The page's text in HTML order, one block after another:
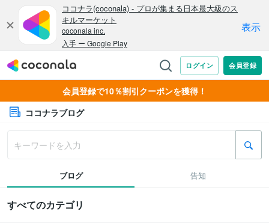
会員登録で10％割引クーポンを獲得！
ココナラブログ
ブログ 告知
すべてのカテゴリ